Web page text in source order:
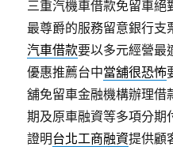
三重汽機車借款免留車絕
最尊爵的服務留意銀行支
汽車借款要以多元經營最
優惠推薦台中當舖很恐怖
舖免留車金融機構辦理借
期及原車融資等多項分期
證明台北工商融資提供顧